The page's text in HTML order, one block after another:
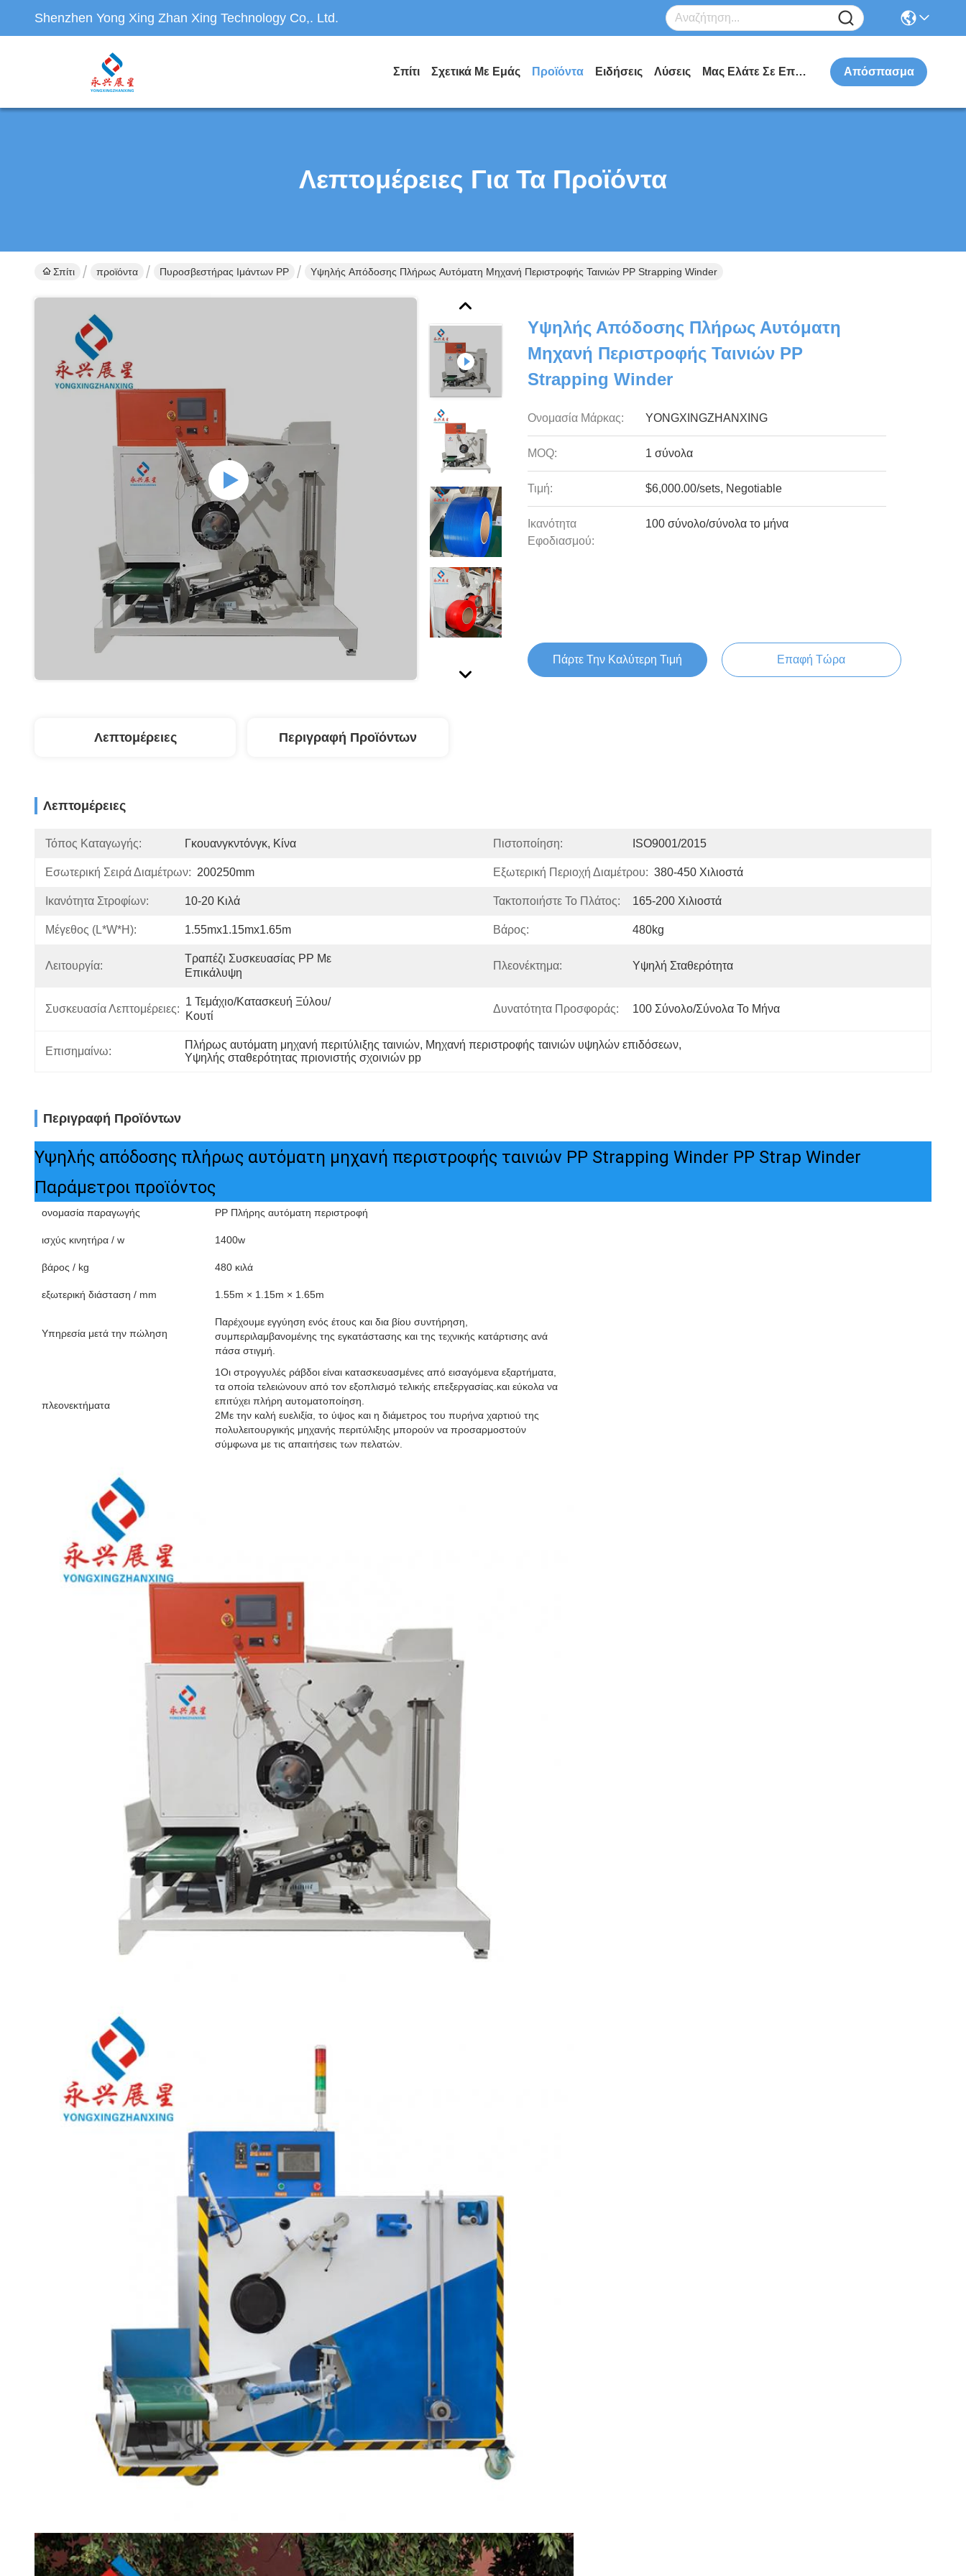
Shenzhen Yong Xing Zhan Xing Technology Co,. Ltd.
Σπίτι Σχετικά Με Εμάς Προϊόντα Ειδήσεις Λύσεις Μας Ελάτε Σε Επαφή Με Απόσπασμα
Λεπτομέρειες Για Τα Προϊόντα
Σπίτι προϊόντα Πυροσβεστήρας Ιμάντων PP Υψηλής Απόδοσης Πλήρως Αυτόματη Μηχανή Περιστροφής Ταινιών PP Strapping Winder
Υψηλής Απόδοσης Πλήρως Αυτόματη
Μηχανή Περιστροφής Ταινιών PP
Strapping Winder
Ονομασία Μάρκας: YONGXINGZHANXING
MOQ: 1 σύνολα
Τιμή: $6,000.00/sets, Negotiable
Ικανότητα
Εφοδιασμού:
100 σύνολο/σύνολα το μήνα
Πάρτε Την Καλύτερη Τιμή Επαφή Τώρα
Λεπτομέρειες Περιγραφή Προϊόντων
Λεπτομέρειες
Τόπος Καταγωγής: Γκουανγκντόνγκ, Κίνα Πιστοποίηση: ISO9001/2015
Εσωτερική Σειρά Διαμέτρων: 200250mm Εξωτερική Περιοχή Διαμέτρου: 380-450 Χιλιοστά
Ικανότητα Στροφίων: 10-20 Κιλά Τακτοποιήστε Το Πλάτος: 165-200 Χιλιοστά
Μέγεθος (L*W*H): 1.55mx1.15mx1.65m Βάρος: 480kg
Λειτουργία:
Τραπέζι Συσκευασίας PP Με
Επικάλυψη
Πλεονέκτημα: Υψηλή Σταθερότητα
Συσκευασία Λεπτομέρειες:
1 Τεμάχιο/κατασκευή Ξύλου/
Κουτί
Δυνατότητα Προσφοράς: 100 Σύνολο/σύνολα Το Μήνα
Επισημαίνω:
Πλήρως αυτόματη μηχανή περιτύλιξης ταινιών, Μηχανή περιστροφής ταινιών υψηλών επιδόσεων,
Υψηλής σταθερότητας πριονιστής σχοινιών pp
Περιγραφή Προϊόντων
Υψηλής απόδοσης πλήρως αυτόματη μηχανή περιστροφής ταινιών PP Strapping Winder PP Strap Winder
Παράμετροι προϊόντος
ονομασία παραγωγής PP Πλήρης αυτόματη περιστροφή
ισχύς κινητήρα / w 1400w
βάρος / kg 480 κιλά
εξωτερική διάσταση / mm 1.55m × 1.15m × 1.65m
Υπηρεσία μετά την πώληση
Παρέχουμε εγγύηση ενός έτους και δια βίου συντήρηση,
συμπεριλαμβανομένης της εγκατάστασης και της τεχνικής κατάρτισης ανά
πάσα στιγμή.
πλεονεκτήματα
1Οι στρογγυλές ράβδοι είναι κατασκευασμένες από εισαγόμενα εξαρτήματα,
τα οποία τελειώνουν από τον εξοπλισμό τελικής επεξεργασίας.και εύκολα να
επιτύχει πλήρη αυτοματοποίηση.
2Με την καλή ευελιξία, το ύψος και η διάμετρος του πυρήνα χαρτιού της
πολυλειτουργικής μηχανής περιτύλιξης μπορούν να προσαρμοστούν
σύμφωνα με τις απαιτήσεις των πελατών.